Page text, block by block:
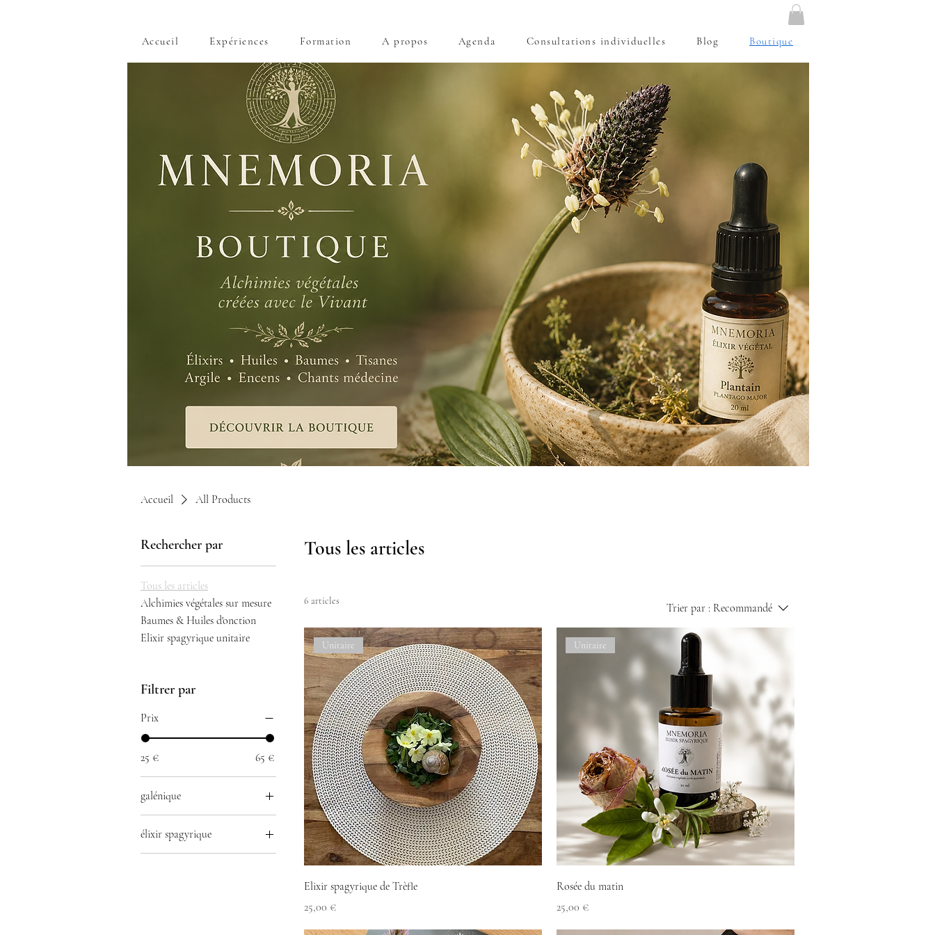
Accueil Expériences Formation A propos Agenda Consultations individuelles Blog Boutique
Accueil All Products
Rechercher par
Tous les articles
Alchimies végétales sur mesure
Baumes & Huiles d'onction
Elixir spagyrique unitaire
Filtrer par
Prix
25 € 65 €
galénique
élixir spagyrique
élixir spagyrique
Tous les articles
6 articles
Trier par : Recommandé
Unitaire
Elixir spagyrique de Trèfle
Prix
25,00 €
Unitaire
Rosée du matin
Prix
25,00 €